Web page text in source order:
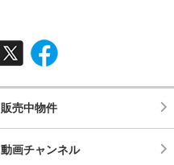
販売中物件
動画チャンネル